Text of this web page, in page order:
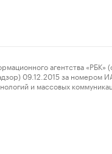
агентства «РБК»
09.12.2015 за номером
и массовых